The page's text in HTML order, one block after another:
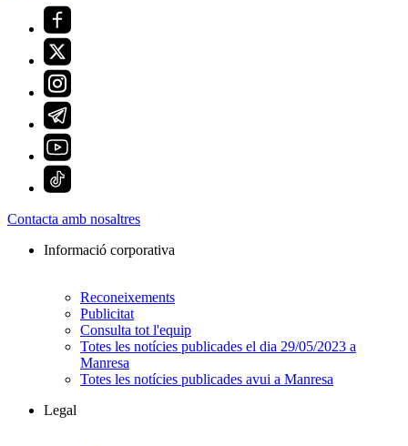
Contacta amb nosaltres
Informació corporativa
Reconeixements
Publicitat
Consulta tot l'equip
Totes les notícies publicades el dia 29/05/2023 a
Manresa
Totes les notícies publicades avui a Manresa
Legal